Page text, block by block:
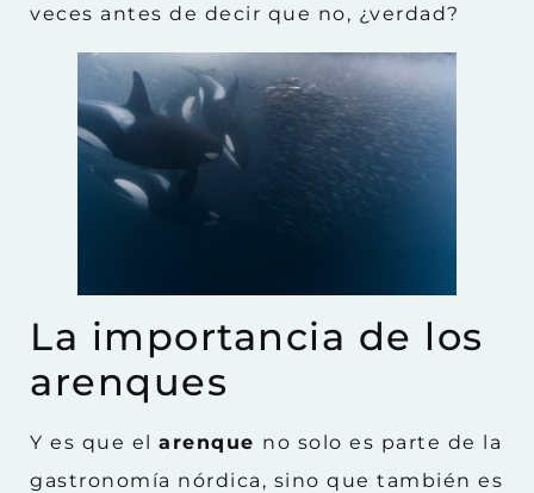
veces antes de decir que no, ¿verdad?
La importancia de los
arenques
Y es que el arenque no solo es parte de la
gastronomía nórdica, sino que también es